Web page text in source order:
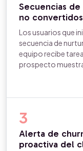
Secuencias
no convertidos
Los usuarios que
secuencia de
equipo recibe
prospecto
3
Alerta de
proactiva del